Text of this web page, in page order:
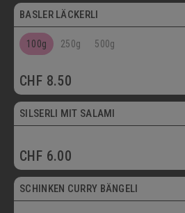
KUCHEN/TORTEN/CAKES/WÄHEN
SCHOKOLADENSPEZIALITÄTEN
MAIKÄFER
SALZIGE KÖSTLICHKEITEN
SILSERLI
BELEGTE BRÖTCHEN
BASLER LÄCKERLI
100g 250g 500g
CHF 8.50
SILSERLI MIT SALAMI
CHF 6.00
SCHINKEN CURRY BÄNGELI